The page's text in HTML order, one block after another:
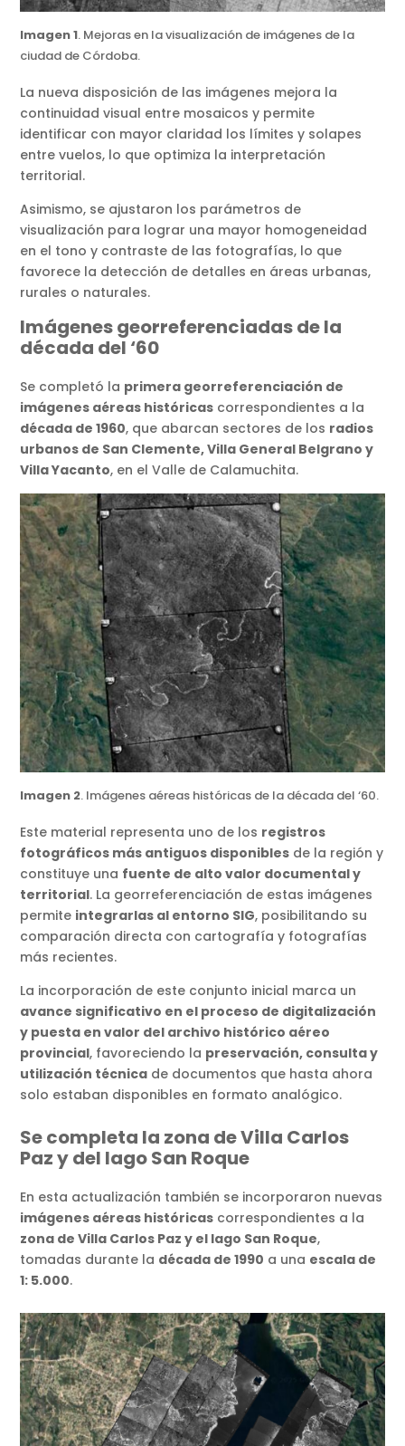
Imagen 1. Mejoras en la visualización de imágenes de la
ciudad de Córdoba.
La nueva disposición de las imágenes mejora la
continuidad visual entre mosaicos y permite
identificar con mayor claridad los límites y solapes
entre vuelos, lo que optimiza la interpretación
territorial.
Asimismo, se ajustaron los parámetros de
visualización para lograr una mayor homogeneidad
en el tono y contraste de las fotografías, lo que
favorece la detección de detalles en áreas urbanas,
rurales o naturales.
Imágenes georreferenciadas de la
década del ‘60
Se completó la primera georreferenciación de
imágenes aéreas históricas correspondientes a la
década de 1960, que abarcan sectores de los radios
urbanos de San Clemente, Villa General Belgrano y
Villa Yacanto, en el Valle de Calamuchita.
Imagen 2. Imágenes aéreas históricas de la década del ‘60.
Este material representa uno de los registros
fotográficos más antiguos disponibles de la región y
constituye una fuente de alto valor documental y
territorial. La georreferenciación de estas imágenes
permite integrarlas al entorno SIG, posibilitando su
comparación directa con cartografía y fotografías
más recientes.
La incorporación de este conjunto inicial marca un
avance significativo en el proceso de digitalización
y puesta en valor del archivo histórico aéreo
provincial, favoreciendo la preservación, consulta y
utilización técnica de documentos que hasta ahora
solo estaban disponibles en formato analógico.
Se completa la zona de Villa Carlos
Paz y del lago San Roque
En esta actualización también se incorporaron nuevas
imágenes aéreas históricas correspondientes a la
zona de Villa Carlos Paz y el lago San Roque,
tomadas durante la década de 1990 a una escala de
1: 5.000.